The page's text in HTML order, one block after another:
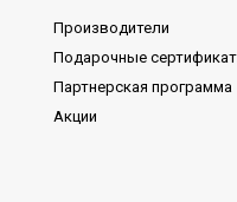
..
Производители
Подарочные
Партнерская программа
Акции